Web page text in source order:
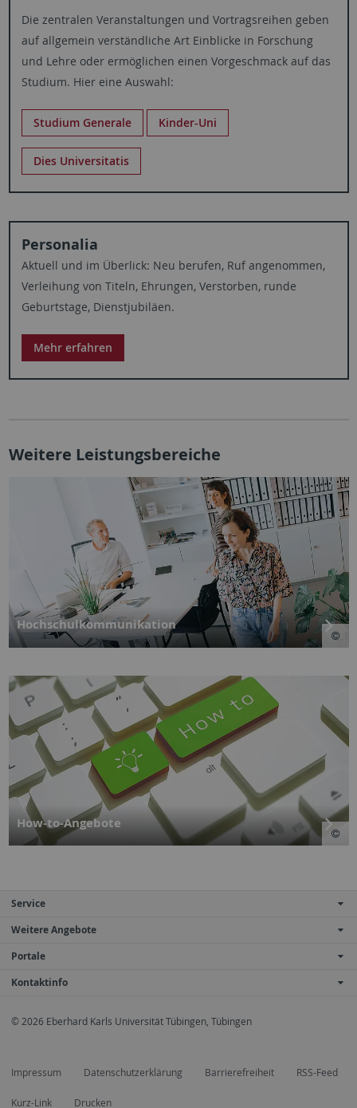
Die zentralen Veranstaltungen und Vortragsreihen geben
auf allgemein verständliche Art Einblicke in Forschung
und Lehre oder ermöglichen einen Vorgeschmack auf das
Studium. Hier eine Auswahl:
Studium Generale Kinder-Uni
Dies Universitatis
Personalia
Aktuell und im Überlick: Neu berufen, Ruf angenommen,
Verleihung von Titeln, Ehrungen, Verstorben, runde
Geburtstage, Dienstjubiläen.
Mehr erfahren
Weitere Leistungsbereiche
Hochschulkommunikation
How-to-Angebote
Service
Weitere Angebote
Portale
Kontaktinfo
© 2026 Eberhard Karls Universität Tübingen, Tübingen
Impressum Datenschutzerklärung Barrierefreiheit RSS-Feed
Kurz-Link Drucken